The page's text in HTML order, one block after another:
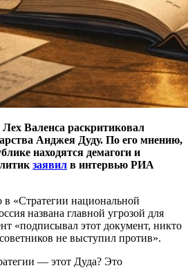
Валенса раскритиковал
Анджея Дуду. По его мнению,
находятся демагоги и
заявил в интервью РИА
в «Стратегии национальной
названа главной угрозой для
«подписывал этот документ, никто
не выступил против».
— этот Дуда? Это